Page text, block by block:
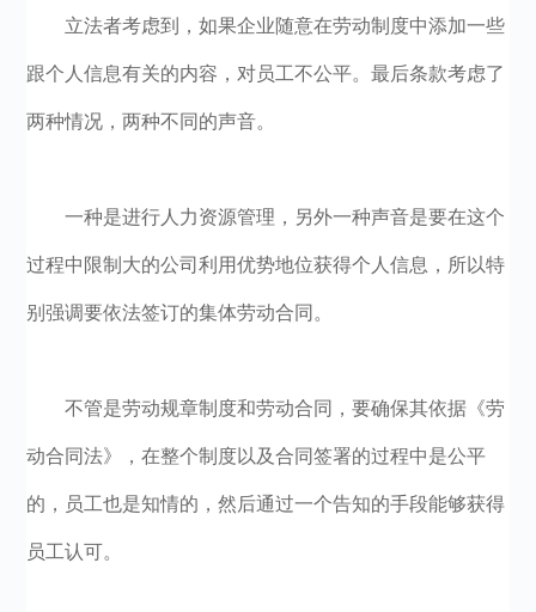
立法者考虑到，如果企业随意在劳动制度中添加一些
跟个人信息有关的内容，对员工不公平。最后条款考虑了
两种情况，两种不同的声音。
一种是进行人力资源管理，另外一种声音是要在这个
过程中限制大的公司利用优势地位获得个人信息，所以特
别强调要依法签订的集体劳动合同。
不管是劳动规章制度和劳动合同，要确保其依据《劳
动合同法》，在整个制度以及合同签署的过程中是公平
的，员工也是知情的，然后通过一个告知的手段能够获得
员工认可。